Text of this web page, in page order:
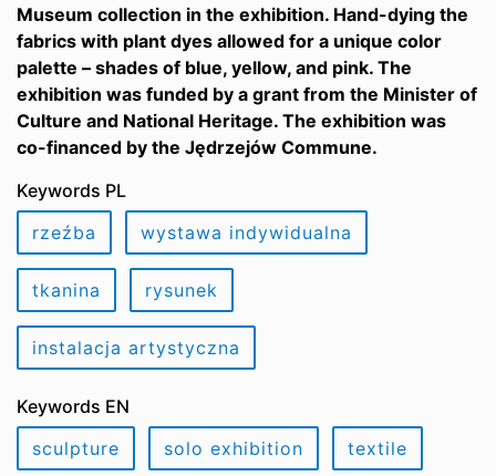
Museum collection in the exhibition. Hand-dying the
fabrics with plant dyes allowed for a unique color
palette – shades of blue, yellow, and pink. The
exhibition was funded by a grant from the Minister of
Culture and National Heritage. The exhibition was
co-financed by the Jędrzejów Commune.
Keywords PL
rzeźba
wystawa indywidualna
tkanina rysunek
instalacja artystyczna
Keywords EN
sculpture
solo exhibition textile